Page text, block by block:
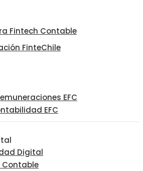
Fintech Contable
FinteChile
EFC
EFC
Digital
Contable